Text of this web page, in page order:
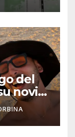
del
novia
para